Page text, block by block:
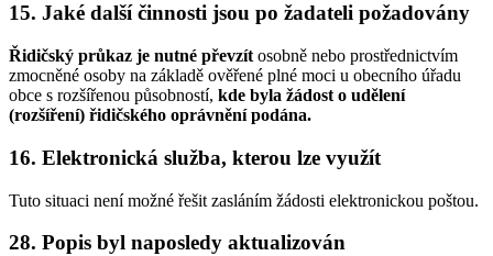
15. Jaké další činnosti jsou po žadateli požadovány
Řidičský průkaz je nutné převzít osobně nebo prostřednictvím
zmocněné osoby na základě ověřené plné moci u obecního úřadu
obce s rozšířenou působností, kde byla žádost o udělení
(rozšíření) řidičského oprávnění podána.
16. Elektronická služba, kterou lze využít
Tuto situaci není možné řešit zasláním žádosti elektronickou poštou.
28. Popis byl naposledy aktualizován